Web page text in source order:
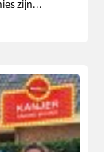
zijn...